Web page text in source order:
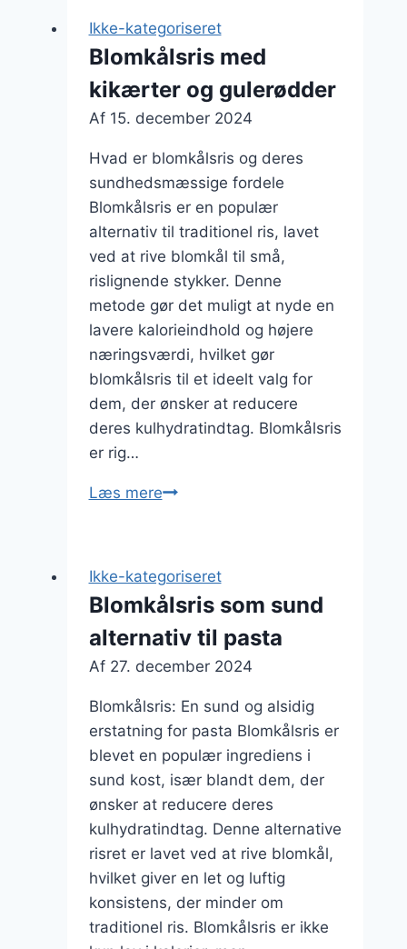
sesamolie
Ikke-kategoriseret
Blomkålsris med
kikærter og gulerødder
Af 15. december 2024
Hvad er blomkålsris og deres
sundhedsmæssige fordele
Blomkålsris er en populær
alternativ til traditionel ris, lavet
ved at rive blomkål til små,
rislignende stykker. Denne
metode gør det muligt at nyde en
lavere kalorieindhold og højere
næringsværdi, hvilket gør
blomkålsris til et ideelt valg for
dem, der ønsker at reducere
deres kulhydratindtag. Blomkålsris
er rig…
Læs mereBlomkålsris
gulerødder
Ikke-kategoriseret
Blomkålsris som sund
alternativ til pasta
Af 27. december 2024
Blomkålsris: En sund og alsidig
erstatning for pasta Blomkålsris er
blevet en populær ingrediens i
sund kost, især blandt dem, der
ønsker at reducere deres
kulhydratindtag. Denne alternative
risret er lavet ved at rive blomkål,
hvilket giver en let og luftig
konsistens, der minder om
traditionel ris. Blomkålsris er ikke